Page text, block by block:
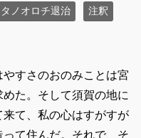
ノオロチ退治 注釈
すさのおのみことは宮
た。そして須賀の地に
て、私の心はすがすが
て住んだ。それで、そ